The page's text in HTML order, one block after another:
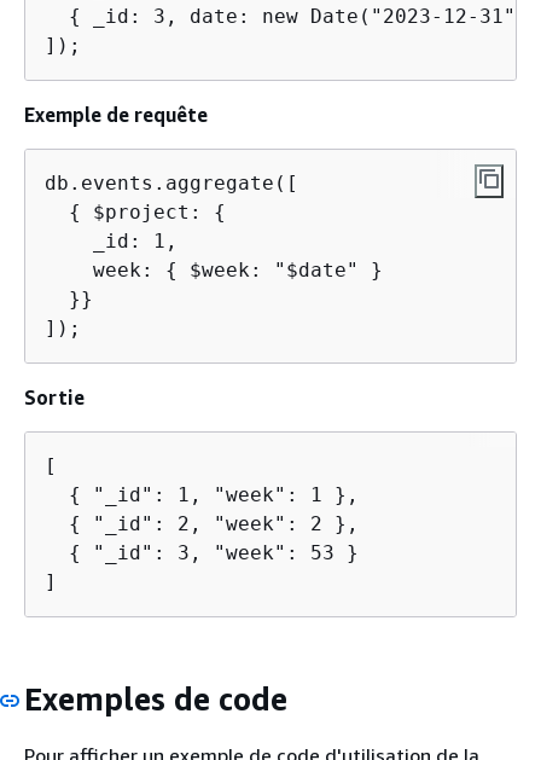
{
_id: 3, date: new Date("2023-12-31")
]);
Exemple de requête
db.events.aggregate([
{
$project: {
    _id: 1,
    week:
{
$week: "$date" }
  }}
]);
Sortie
[
{
"_id": 1, "week": 1 },
{
"_id": 2, "week": 2 },
{
"_id": 3, "week": 53 }
]
Exemples de code
Pour afficher un exemple de code d'utilisation de la